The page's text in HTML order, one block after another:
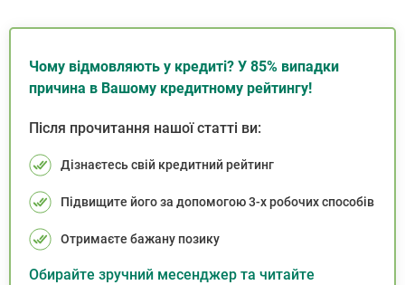
Чому відмовляють у кредиті? У 85% випадки
причина в Вашому кредитному рейтингу!
Після прочитання нашої статті ви:
Дізнаєтесь свій кредитний рейтинг
Підвищите його за допомогою 3-х робочих способів
Отримаєте бажану позику
Обирайте зручний месенджер та читайте